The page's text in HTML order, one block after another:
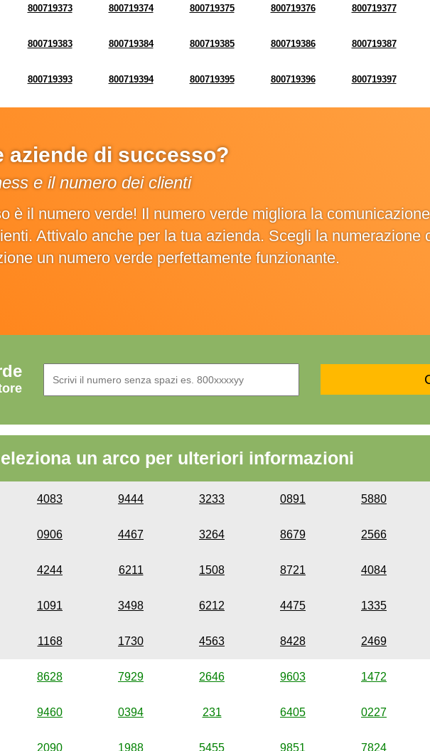
800719373 800719374 800719375 800719376 800719377
800719383 800719384 800719385 800719386 800719387
800719393 800719394 800719395 800719396 800719397
aziende di successo?
e il numero dei clienti
è il numero verde! Il numero verde migliora la
Attivalo anche per la tua azienda. Scegli la numerazione
un numero verde perfettamente funzionante.
un arco per ulteriori informazioni
4083 9444 3233 0891 5880
0906 4467 3264 8679 2566
4244 6211 1508 8721 4084
1091 3498 6212 4475 1335
1168 1730 4563 8428 2469
8628 7929 2646 9603 1472
9460 0394 231 6405 0227
2090 1988 5455 9851 7824